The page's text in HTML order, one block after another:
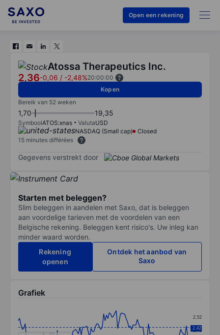
Open een rekening
Atossa Therapeutics Inc.
2,36-0,06 / -2,48%20:00:00
Kopen
Bereik van 52 weken
1,70 19,35
SymboolATOS:xnas ValutaUSD
NASDAQ (Small cap)
Closed
15 minutes différées
Gegevens verstrekt door
Starten met beleggen?
Slim beleggen in aandelen met Saxo, dat is beleggen
aan voordelige tarieven met de voordelen van een
Belgische rekening. Beleggen kent risico's. Uw inleg kan
minder waard worden.
Rekening
openen
Ontdek het aanbod van
Saxo
Grafiek
Line chart with 124 data points.
2,40
2,52
2,42